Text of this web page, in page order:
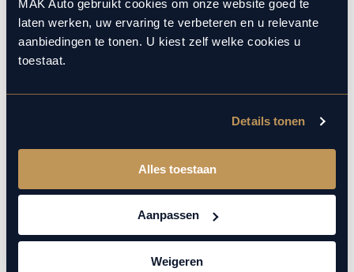
MAK Auto gebruikt cookies om onze website goed te
laten werken, uw ervaring te verbeteren en u relevante
aanbiedingen te tonen. U kiest zelf welke cookies u
toestaat.
Details tonen
Alles toestaan
Aanpassen
Weigeren
verzorgen het onderhoud op hetzelfde niveau als een
merkdealer, met behoud van de fabrieksgarantie. Kom
gerust langs in onze werkplaats voor een APK of een
Hoe weet ik welk onderhoud mijn
auto nodig heeft en wanneer?